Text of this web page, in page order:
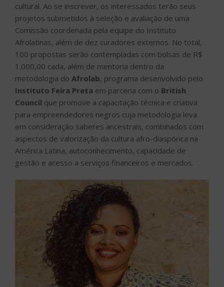
cultural. Ao se inscrever, os interessados terão seus
projetos submetidos à seleção e avaliação de uma
Comissão coordenada pela equipe do Instituto
Afrolatinas, além de dez curadores externos. No total,
100 propostas serão contempladas com bolsas de R$
1.000,00 cada, além de mentoria dentro da
metodologia do Afrolab, programa desenvolvido pelo
Instituto Feira Preta em parceria com o British
Council que promove a capacitação técnica e criativa
para empreendedores negros cuja metodologia leva
em consideração saberes ancestrais, combinados com
aspectos de valorização da cultura afro-diaspórica na
América Latina, autoconhecimento, capacidade de
gestão e acesso a serviços financeiros e mercados.